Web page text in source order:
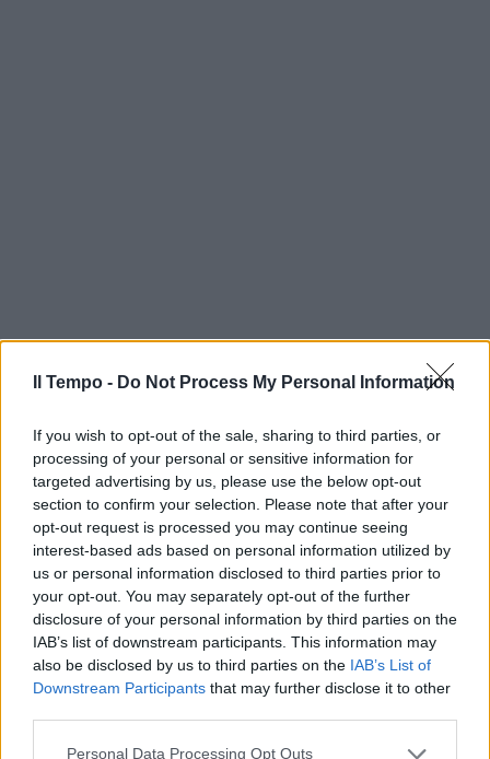
Il Tempo - Do Not Process My Personal Information
If you wish to opt-out of the sale, sharing to third parties, or
processing of your personal or sensitive information for
targeted advertising by us, please use the below opt-out
section to confirm your selection. Please note that after your
opt-out request is processed you may continue seeing
interest-based ads based on personal information utilized by
us or personal information disclosed to third parties prior to
your opt-out. You may separately opt-out of the further
disclosure of your personal information by third parties on the
IAB’s list of downstream participants. This information may
also be disclosed by us to third parties on the IAB’s List of
Downstream Participants that may further disclose it to other
Personal Data Processing Opt Outs
In evidenza